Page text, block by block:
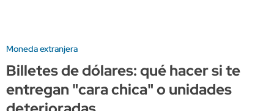
Moneda extranjera
Billetes de dólares: qué hacer si te
entregan "cara chica" o unidades